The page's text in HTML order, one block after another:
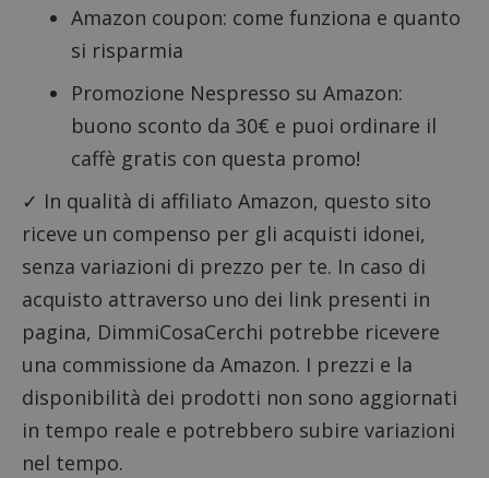
Amazon coupon: come funziona e quanto
si risparmia
Promozione Nespresso su Amazon:
buono sconto da 30€ e puoi ordinare il
caffè gratis con questa promo!
✓ In qualità di affiliato Amazon, questo sito
riceve un compenso per gli acquisti idonei,
senza variazioni di prezzo per te. In caso di
acquisto attraverso uno dei link presenti in
pagina, DimmiCosaCerchi potrebbe ricevere
una commissione da Amazon. I prezzi e la
disponibilità dei prodotti non sono aggiornati
in tempo reale e potrebbero subire variazioni
nel tempo.